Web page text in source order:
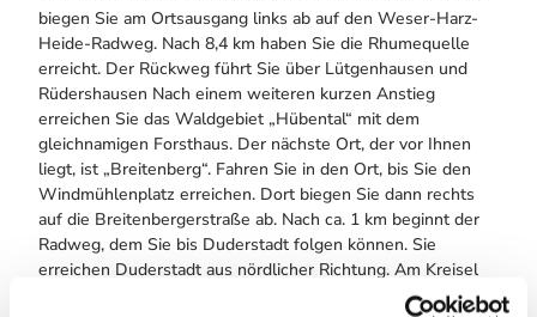
biegen Sie am Ortsausgang links ab auf den Weser-Harz-
Heide-Radweg. Nach 8,4 km haben Sie die Rhumequelle
erreicht. Der Rückweg führt Sie über Lütgenhausen und
Rüdershausen Nach einem weiteren kurzen Anstieg
erreichen Sie das Waldgebiet „Hübental“ mit dem
gleichnamigen Forsthaus. Der nächste Ort, der vor Ihnen
liegt, ist „Breitenberg“. Fahren Sie in den Ort, bis Sie den
Windmühlenplatz erreichen. Dort biegen Sie dann rechts
auf die Breitenbergerstraße ab. Nach ca. 1 km beginnt der
Radweg, dem Sie bis Duderstadt folgen können. Sie
erreichen Duderstadt aus nördlicher Richtung. Am Kreisel
fahren Sie einfach geradeaus und kommen dann durch die